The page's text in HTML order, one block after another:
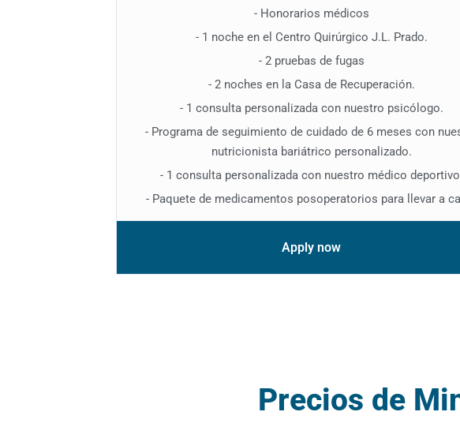
- Honorarios médicos
- 1 noche en el Centro Quirúrgico J.L. Prado.
- 2 pruebas de fugas
- 2 noches en la Casa de Recuperación.
- 1 consulta personalizada con nuestro psicólogo.
- Programa de seguimiento de cuidado de 6 meses con
nutricionista bariátrico personalizado.
- 1 consulta personalizada con nuestro médico
- Paquete de medicamentos posoperatorios para llevar a
Apply now
Precios de